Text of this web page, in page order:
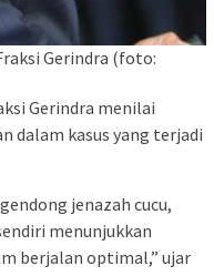
Gerindra (foto:
Gerindra menilai
dalam kasus yang terjadi
jenazah cucu,
menunjukkan
berjalan optimal,” ujar